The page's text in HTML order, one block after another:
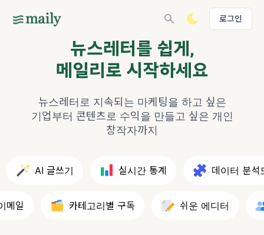
로그인
뉴스레터를 쉽게,
메일리로 시작하세요
뉴스레터로 지속되는 마케팅을 하고 싶은
기업부터 콘텐츠로 수익을 만들고 싶은 개인
창작자까지
AI 글쓰기 실시간 통계 데이터 분석도
카테고리별 구독 쉬운 에디터